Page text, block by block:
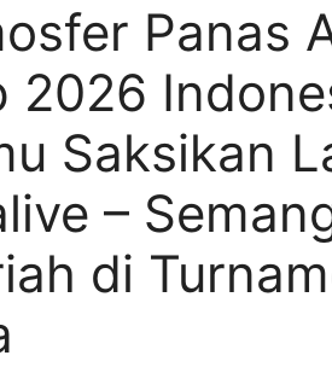
Panas
2026
Saksikan
–
di